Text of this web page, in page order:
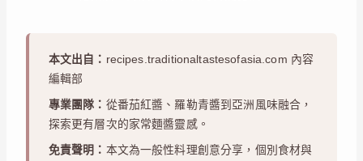
本文出自： recipes.traditionaltastesofasia.com 內容
編輯部
專業團隊： 從番茄紅醬、羅勒青醬到亞洲風味融合，
探索更有層次的家常麵醬靈感。
免責聲明： 本文為一般性料理創意分享，個別食材與